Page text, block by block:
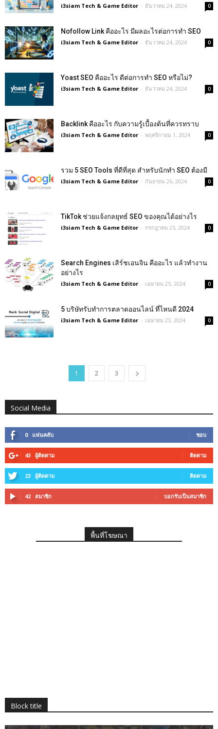
i3siam Tech & Game Editor - ธันวาคม 24, 2024 0
Nofollow Link คืออะไร มีผลอะไรต่อการทำ SEO
i3siam Tech & Game Editor - ธันวาคม 24, 2024 0
Yoast SEO คืออะไร ดีต่อการทำ SEO หรือไม่?
i3siam Tech & Game Editor - ธันวาคม 24, 2024 0
Backlink คืออะไร กับความรู้เบื้องต้นที่ควรทราบ
i3siam Tech & Game Editor - พฤศจิกายน 1, 2024 0
รวม 5 SEO Tools ที่ดีที่สุด สำหรับนักทำ SEO ต้องมี
i3siam Tech & Game Editor - กันยายน 26, 2024 0
TikTok ช่วยแจ้งกลยุทธ์ SEO ของคุณได้อย่างไร
i3siam Tech & Game Editor - กรกฎาคม 25, 2024 0
Search Engines เสิร์ชเอนจิน คืออะไร แล้วทำงาน
อย่างไร
i3siam Tech & Game Editor - เมษายน 25, 2024 0
5 บริษัทรับทําการตลาดออนไลน์ ที่ไหนดี 2024
i3siam Tech & Game Editor - เมษายน 23, 2024 0
1 2 3
Social Media
0 แฟนคลับ ชอบ
43 ผู้ติดตาม ติดตาม
23 ผู้ติดตาม ติดตาม
42 สมาชิก บอกรับเป็นสมาชิก
พื้นที่โฆษณา
Block title